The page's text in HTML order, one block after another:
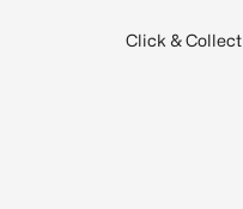
Click & Collect